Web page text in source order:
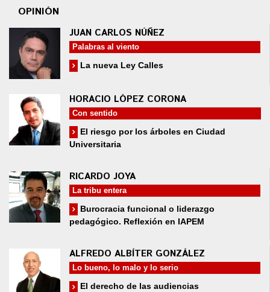
OPINIÓN
JUAN CARLOS NÚÑEZ
Palabras al viento
La nueva Ley Calles
HORACIO LÓPEZ CORONA
Con sentido
El riesgo por los árboles en Ciudad
Universitaria
RICARDO JOYA
La tribu entera
Burocracia funcional o liderazgo
pedagógico. Reflexión en IAPEM
ALFREDO ALBÍTER GONZÁLEZ
Lo bueno, lo malo y lo serio
El derecho de las audiencias